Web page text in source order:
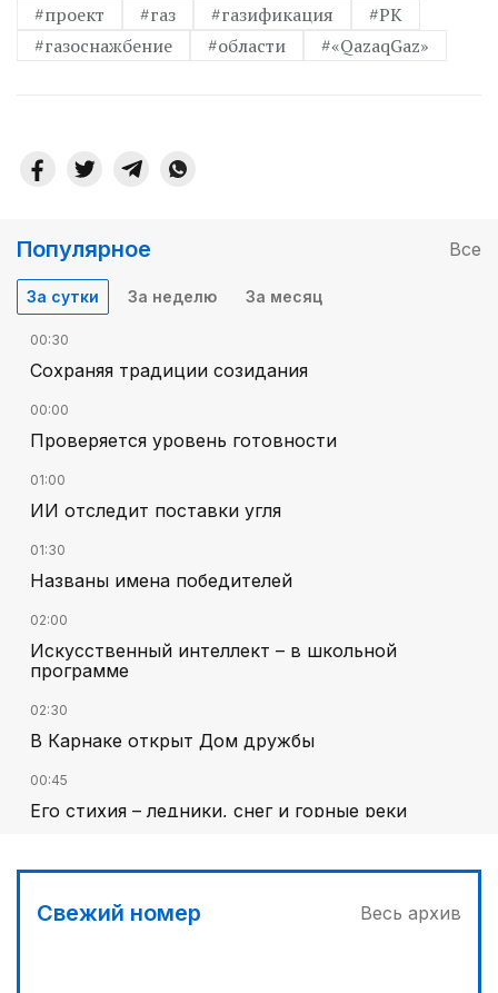
#проект
#газ #газификация
#РК
#газоснажбение
#области #«QazaqGaz»
Популярное Все
За сутки За неделю За месяц
00:30
Сохраняя традиции созидания
00:00
Проверяется уровень готовности
01:00
ИИ отследит поставки угля
01:30
Названы имена победителей
02:00
Искусственный интеллект – в школьной
программе
02:30
В Карнаке открыт Дом дружбы
00:45
Его стихия – ледники, снег и горные реки
Челлендж в Вооруженных силах
01:40
Свежий номер Весь архив